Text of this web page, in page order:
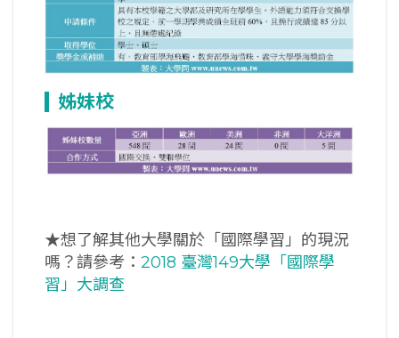
姊妹校
★想了解其他大學關於「國際學習」的現況
嗎？請參考： 2018 臺灣149大學「國際學
習」大調查